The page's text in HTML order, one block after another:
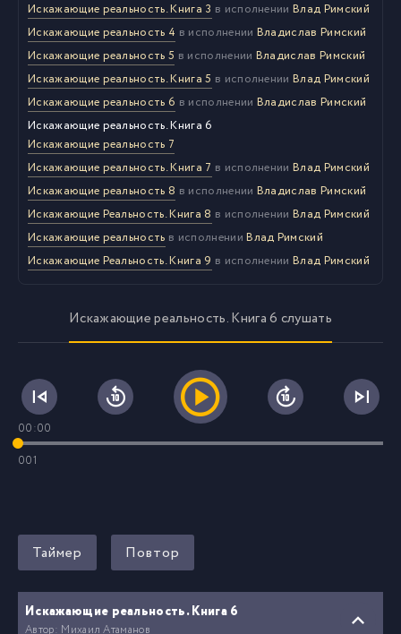
Искажающие реальность. Книга 3 в исполненииВлад Римский
Искажающие реальность 4 в исполнении Владислав Римский
Искажающие реальность 5 в исполнении Владислав Римский
Искажающие реальность. Книга 5 в исполненииВлад Римский
Искажающие реальность 6 в исполнении Владислав Римский
Искажающие реальность. Книга 6
Искажающие реальность 7
Искажающие реальность. Книга 7 в исполненииВлад Римский
Искажающие реальность 8 в исполнении Владислав Римский
Искажающие Реальность. Книга 8 в исполненииВлад Римский
Искажающие реальность в исполненииВлад Римский
Искажающие Реальность. Книга 9 в исполненииВлад Римский
Искажающие реальность. Книга 6 слушать
00:00
001
Таймер Повтор
Искажающие реальность. Книга 6
Автор: Михаил Атаманов